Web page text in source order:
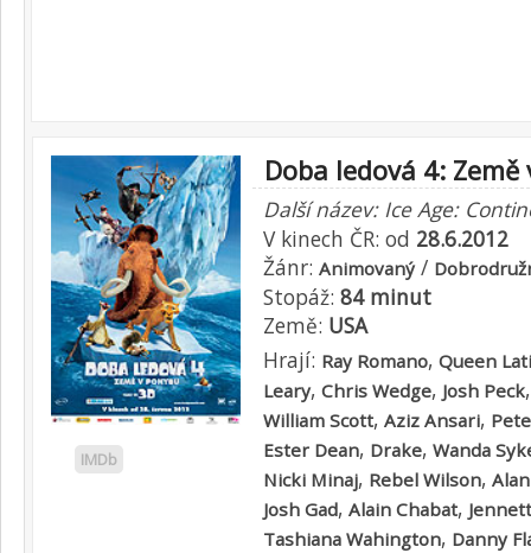
IMDb
Doba ledová 4:
Další název: Ice Age:
V kinech ČR: od 28.6.2012
Žánr: Animovaný/
Stopáž: 84 minut
Země: USA
Hrají: Ray Romano, Queen
Leary, Chris Wedge, Josh Peck
William Scott, Aziz Ansari,
Ester Dean, Drake, Wanda
Nicki Minaj, Rebel Wilson,
Josh Gad, Alain Chabat,
Tashiana Wahington, Danny